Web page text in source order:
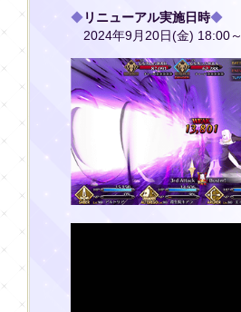
◆リニューアル実施日時◆
2024年9月20日(金) 18:00～